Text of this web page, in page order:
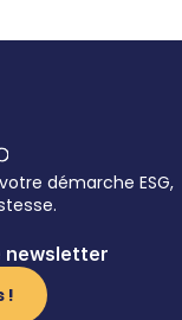
comment elle peut
démarche ESG,
newsletter
!